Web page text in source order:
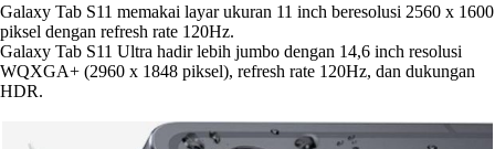
Galaxy Tab S11 memakai layar ukuran 11 inch beresolusi 2560 x 1600
piksel dengan refresh rate 120Hz.
Galaxy Tab S11 Ultra hadir lebih jumbo dengan 14,6 inch resolusi
WQXGA+ (2960 x 1848 piksel), refresh rate 120Hz, dan dukungan
HDR.